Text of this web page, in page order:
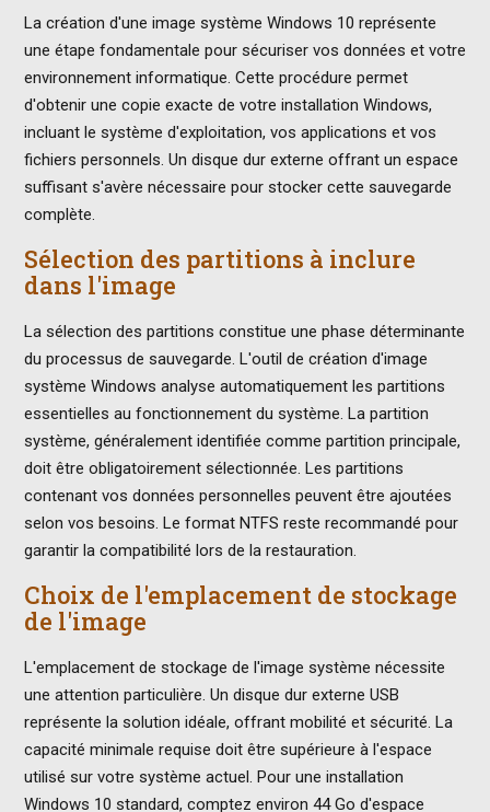
La création d'une image système Windows 10 représente
une étape fondamentale pour sécuriser vos données et votre
environnement informatique. Cette procédure permet
d'obtenir une copie exacte de votre installation Windows,
incluant le système d'exploitation, vos applications et vos
fichiers personnels. Un disque dur externe offrant un espace
suffisant s'avère nécessaire pour stocker cette sauvegarde
complète.
Sélection des partitions à inclure
dans l'image
La sélection des partitions constitue une phase déterminante
du processus de sauvegarde. L'outil de création d'image
système Windows analyse automatiquement les partitions
essentielles au fonctionnement du système. La partition
système, généralement identifiée comme partition principale,
doit être obligatoirement sélectionnée. Les partitions
contenant vos données personnelles peuvent être ajoutées
selon vos besoins. Le format NTFS reste recommandé pour
garantir la compatibilité lors de la restauration.
Choix de l'emplacement de stockage
de l'image
L'emplacement de stockage de l'image système nécessite
une attention particulière. Un disque dur externe USB
représente la solution idéale, offrant mobilité et sécurité. La
capacité minimale requise doit être supérieure à l'espace
utilisé sur votre système actuel. Pour une installation
Windows 10 standard, comptez environ 44 Go d'espace